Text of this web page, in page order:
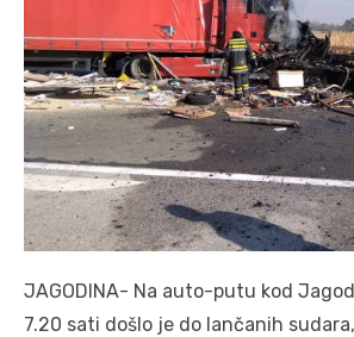
JAGODINA- Na auto-putu kod
7.20 sati došlo je do lančanih